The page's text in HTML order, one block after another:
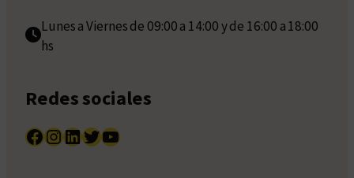
Lunes a Viernes de 09:00 a 14:00 y de 16:00 a 18:00
hs
Redes sociales
Facebook InstagramLinkedIn Twitter YouTube